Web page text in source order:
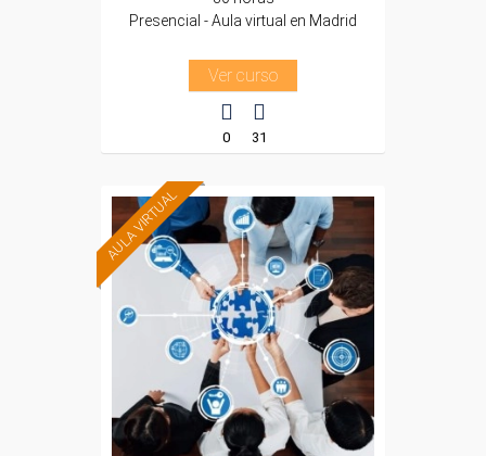
Presencial - Aula virtual en Madrid
Ver curso
0 31
AULA VIRTUAL Formación 100%
subvencionada.
Para trabajadores y
autónomos de Madrid.
Para todos los sectores.